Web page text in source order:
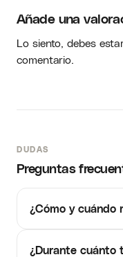
Añade una
Lo siento, debes
comentario.
DUDAS
Preguntas
¿Cómo y cuándo
¿Durante cuánto